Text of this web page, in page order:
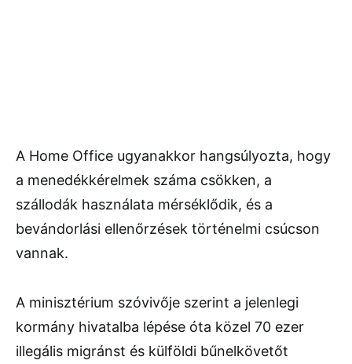
A Home Office ugyanakkor hangsúlyozta, hogy
a menedékkérelmek száma csökken, a
szállodák használata mérséklődik, és a
bevándorlási ellenőrzések történelmi csúcson
vannak.
A minisztérium szóvivője szerint a jelenlegi
kormány hivatalba lépése óta közel 70 ezer
illegális migránst és külföldi bűnelkövetőt